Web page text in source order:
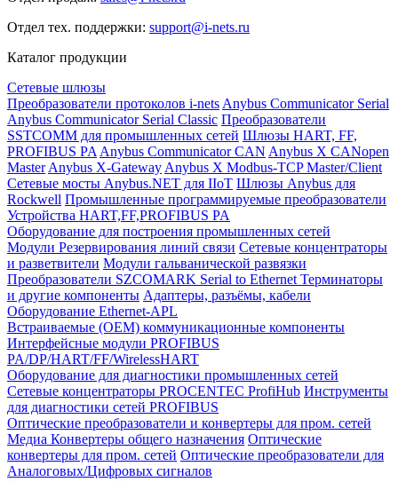
Отдел тех. поддержки: support@i-nets.ru
Каталог продукции
Сетевые шлюзы
Преобразователи протоколов i-nets Anybus Communicator Serial
Anybus Communicator Serial Classic Преобразователи
SSTCOMM для промышленных сетей Шлюзы HART, FF,
PROFIBUS PA Anybus Communicator CAN Anybus X CANopen
Master Anybus X-Gateway Anybus X Modbus-TCP Master/Client
Сетевые мосты Anybus.NET для IIoT Шлюзы Anybus для
Rockwell Промышленные программируемые преобразователи
Устройства HART,FF,PROFIBUS PA
Оборудование для построения промышленных сетей
Модули Резервирования линий связи Сетевые концентраторы
и разветвители Модули гальванической развязки
Преобразователи SZCOMARK Serial to Ethernet Терминаторы
и другие компоненты Адаптеры, разъёмы, кабели
Оборудование Ethernet-APL
Встраиваемые (OEM) коммуникационные компоненты
Интерфейсные модули PROFIBUS
PA/DP/HART/FF/WirelessHART
Оборудование для диагностики промышленных сетей
Сетевые концентраторы PROCENTEC ProfiHub Инструменты
для диагностики сетей PROFIBUS
Оптические преобразователи и конвертеры для пром. сетей
Медиа Конвертеры общего назначения Оптические
конвертеры для пром. сетей Оптические преобразователи для
Аналоговых/Цифровых сигналов